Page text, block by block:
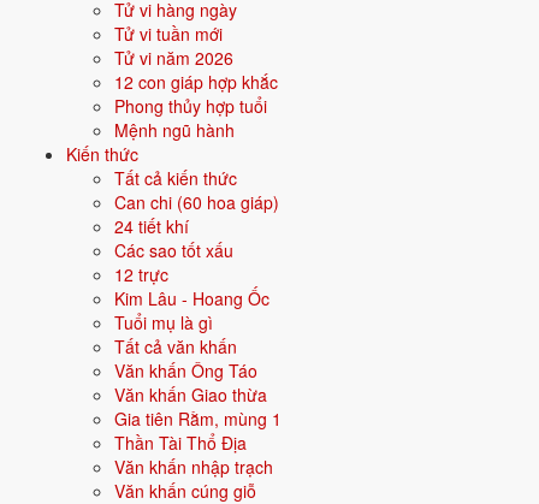
Tử vi hàng ngày
Tử vi tuần mới
Tử vi năm 2026
12 con giáp hợp khắc
Phong thủy hợp tuổi
Mệnh ngũ hành
Kiến thức
Tất cả kiến thức
Can chi (60 hoa giáp)
24 tiết khí
Các sao tốt xấu
12 trực
Kim Lâu - Hoang Ốc
Tuổi mụ là gì
Tất cả văn khấn
Văn khấn Ông Táo
Văn khấn Giao thừa
Gia tiên Rằm, mùng 1
Thần Tài Thổ Địa
Văn khấn nhập trạch
Văn khấn cúng giỗ
Khi đặt tên cho người sinh năm
bộ chữ Hán thuộc hành bản mệnh hoặc hành tương sinh; tránh bộ chữ
thuộc hành tương khắc. Dưới đây là gợi ý cho
👧 Nữ
Gợi ý tên đẹp cho Nam mệnh Thủy:
Giang Long
Sinh năm 2027 hợp gì - kỵ gì
Người sinh năm2027mệnhThủy hợp các yếu tố thuộc bản mệnh và
tương sinh, kỵ các yếu tố tương khắc. Cụ thể trên 5 phương diện:
Sinh năm 2027 hợp màu gì?
Người mệnhThủy sinh năm 2027 nên ưu tiên các màu thuộc bản
mệnh và màu tương sinh:Đen, Xanh dương, Xanh nước biển
cho quần áo, xe, sơn nhà, vật phẩm phong thuỷ.